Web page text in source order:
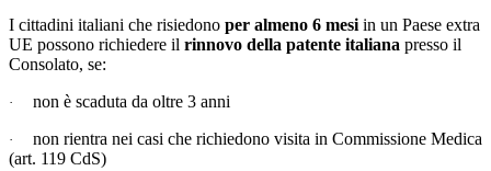
I cittadini italiani che risiedono per almeno 6 mesi in un Paese extra
UE possono richiedere il rinnovo della patente italiana presso il
Consolato, se:
· non è scaduta da oltre 3 anni
·
non rientra nei casi che richiedono visita in Commissione Medica
(art. 119 CdS)